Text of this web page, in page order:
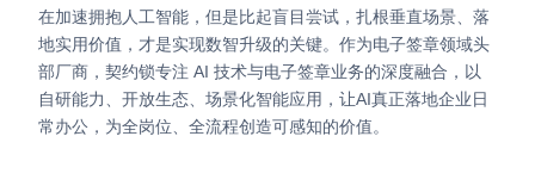
Security
Solutions
在加速拥抱人工智能，但是比起盲目尝试，扎根垂直场景、落
地实用价值，才是实现数智升级的关键。作为电子签章领域头
部厂商，契约锁专注 AI 技术与电子签章业务的深度融合，以
自研能力、开放生态、场景化智能应用，让AI真正落地企业日
常办公，为全岗位、全流程创造可感知的价值。